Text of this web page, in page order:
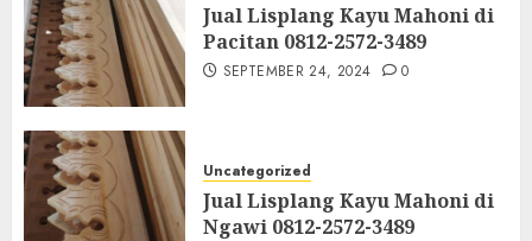
Jual Lisplang Kayu Mahoni di
Pacitan 0812-2572-3489
SEPTEMBER 24, 2024 0
Uncategorized
Jual Lisplang Kayu Mahoni di
Ngawi 0812-2572-3489